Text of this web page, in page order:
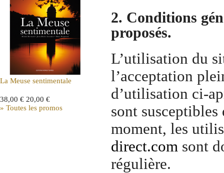
La Meuse sentimentale
38,00 € 20,00 €
» Toutes les promos
2. Conditions
proposés.
L’utilisation du
l’acceptation
d’utilisation ci-
sont
moment, les
direct.com sont
régulière.